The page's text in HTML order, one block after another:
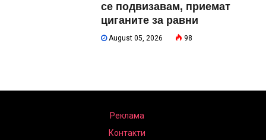
се подвизавам, приемат
циганите за равни
August 05, 2026 98
Реклама
Контакти